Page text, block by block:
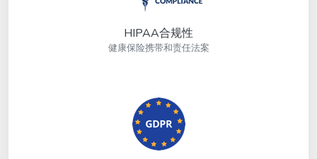
HIPAA合规性
健康保险携带和责任法案